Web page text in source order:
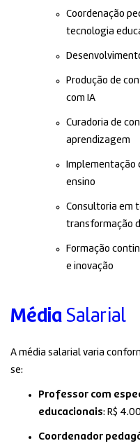
Coordenação
tecnologia
Produção de
com IA
Curadoria de
aprendizagem
Implementação
ensino
Consultoria em
transformação
Formação
e inovação
Média Salarial
A média salarial varia
se:
Professor com
educacionais: R$
Coordenador